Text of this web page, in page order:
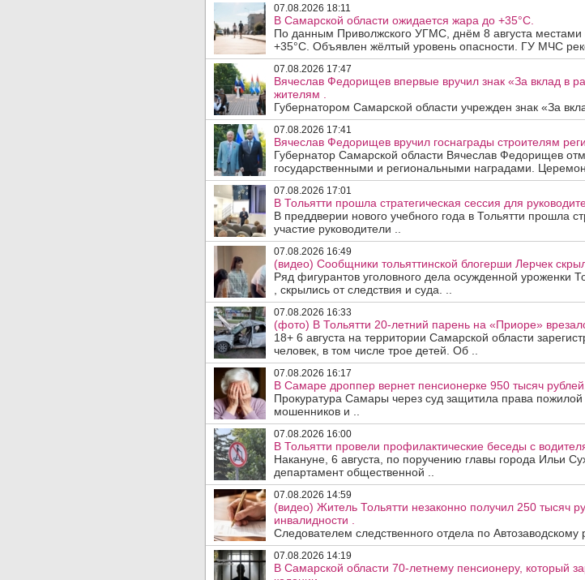
07.08.2026 18:11
В Самарской области ожидается жара до +35°C.
По данным Приволжского УГМС, днём 8 августа
+35°C. Объявлен жёлтый уровень опасности. ГУ МЧС
07.08.2026 17:47
Вячеслав Федорищев впервые вручил знак «За вклад в
жителям .
Губернатором Самарской области учрежден знак «За
07.08.2026 17:41
Вячеслав Федорищев вручил госнаграды строителям
Губернатор Самарской области Вячеслав Федорищев
государственными и региональными наградами.
07.08.2026 17:01
В Тольятти прошла стратегическая сессия для
В преддверии нового учебного года в Тольятти прошла
участие руководители ..
07.08.2026 16:49
(видео) Сообщники тольяттинской блогерши Лерчек
Ряд фигурантов уголовного дела осужденной уроженки
, скрылись от следствия и суда. ..
07.08.2026 16:33
(фото) В Тольятти 20-летний парень на «Приоре»
18+ 6 августа на территории Самарской области
человек, в том числе трое детей. Об ..
07.08.2026 16:17
В Самаре дроппер вернет пенсионерке 950 тысяч
Прокуратура Самары через суд защитила права
мошенников и ..
07.08.2026 16:00
В Тольятти провели профилактические беседы с
Накануне, 6 августа, по поручению главы города Ильи
департамент общественной ..
07.08.2026 14:59
(видео) Житель Тольятти незаконно получил 250 тысяч
инвалидности .
Следователем следственного отдела по Автозаводскому
07.08.2026 14:19
В Самарской области 70-летнему пенсионеру, который